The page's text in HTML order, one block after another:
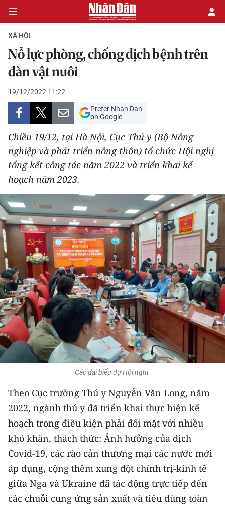
CHÍNH TRỊ
KINH TẾ
VĂN HÓA
XÃ HỘI
PHÁP LUẬT
THẾ GIỚI
THỂ THAO
GIÁO DỤC
Y TẾ
KHOA HỌC - CÔNG NGHỆ
MÔI TRƯỜNG
BẠN ĐỌC
TRI THỨC CHUYÊN SÂU
54 DÂN TỘC VIỆT NAM
CHƯƠNG TRÌNH OCOP - MỖI XÃ
MỘT SẢN PHẨM
RADIO
XÃ HỘI
Nỗ lực phòng, chống dịch bệnh trên
đàn vật nuôi
19/12/2022 11:22
Prefer Nhan Dan
on Google
Chiều 19/12, tại Hà Nội, Cục Thú y (Bộ Nông
nghiệp và phát triển nông thôn) tổ chức Hội nghị
tổng kết công tác năm 2022 và triển khai kế
hoạch năm 2023.
Các đại biểu dự Hội nghị.
Theo Cục trưởng Thú y Nguyễn Văn Long, năm
2022, ngành thú y đã triển khai thực hiện kế
hoạch trong điều kiện phải đối mặt với nhiều
khó khăn, thách thức: Ảnh hưởng của dịch
Covid-19, các rào cản thương mại các nước mới
áp dụng, cộng thêm xung đột chính trị-kinh tế
giữa Nga và Ukraine đã tác động trực tiếp đến
các chuỗi cung ứng sản xuất và tiêu dùng toàn